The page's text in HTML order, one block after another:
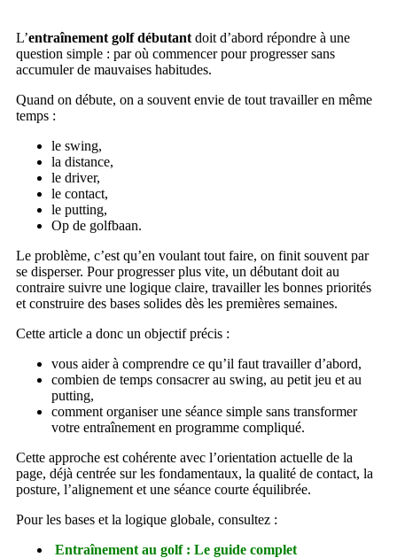
L’entraînement golf débutant doit d’abord répondre à une
question simple : par où commencer pour progresser sans
accumuler de mauvaises habitudes.
Quand on débute, on a souvent envie de tout travailler en même
temps :
le swing,
la distance,
le driver,
le contact,
le putting,
Op de golfbaan.
Le problème, c’est qu’en voulant tout faire, on finit souvent par
se disperser. Pour progresser plus vite, un débutant doit au
contraire suivre une logique claire, travailler les bonnes priorités
et construire des bases solides dès les premières semaines.
Cette article a donc un objectif précis :
vous aider à comprendre ce qu’il faut travailler d’abord,
combien de temps consacrer au swing, au petit jeu et au
putting,
comment organiser une séance simple sans transformer
votre entraînement en programme compliqué.
Cette approche est cohérente avec l’orientation actuelle de la
page, déjà centrée sur les fondamentaux, la qualité de contact, la
posture, l’alignement et une séance courte équilibrée.
Pour les bases et la logique globale, consultez :
Entraînement au golf : Le guide complet